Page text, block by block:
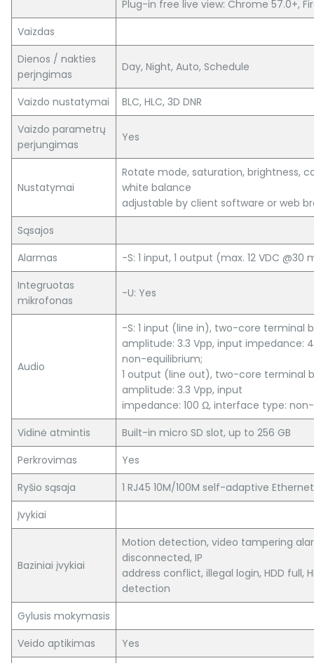
Plug-in free live view: Chrome 57.0+,
Vaizdas
Dienos / nakties
perjngimas
Day, Night, Auto, Schedule
Vaizdo nustatymai
BLC, HLC, 3D DNR
Vaizdo parametrų
perjungimas
Yes
Nustatymai
Rotate mode, saturation, brightness,
white balance
adjustable by client software or web
Sąsajos
Alarmas
-S: 1 input, 1 output (max. 12 VDC @30
Integruotas
mikrofonas
-U: Yes
Audio
-S: 1 input (line in), two-core terminal
amplitude: 3.3 Vpp, input impedance:
non-equilibrium;
1 output (line out), two-core terminal
amplitude: 3.3 Vpp, input
impedance: 100 Ω, interface type:
Vidinė atmintis
Built-in micro SD slot, up to 256 GB
Perkrovimas
Yes
Ryšio sąsaja
1 RJ45 10M/100M self-adaptive
Įvykiai
Baziniai įvykiai
Motion detection, video tampering
disconnected, IP
address conflict, illegal login, HDD full,
detection
Gylusis mokymasis
Veido aptikimas
Yes